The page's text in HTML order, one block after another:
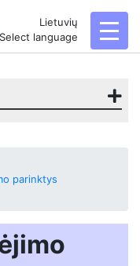
Lietuvių
Select language
parinktys